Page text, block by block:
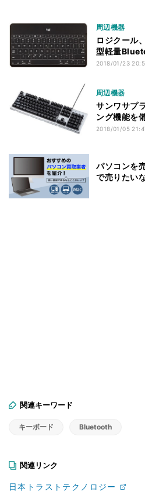
周辺機器
ロジクール
型軽量
2018/01/23
周辺機器
サンワサプ
ング機能を
2018/01/05
パソコンを
で売りたい
関連キーワード
キーボード Bluetooth
関連リンク
日本トラストテクノロジー